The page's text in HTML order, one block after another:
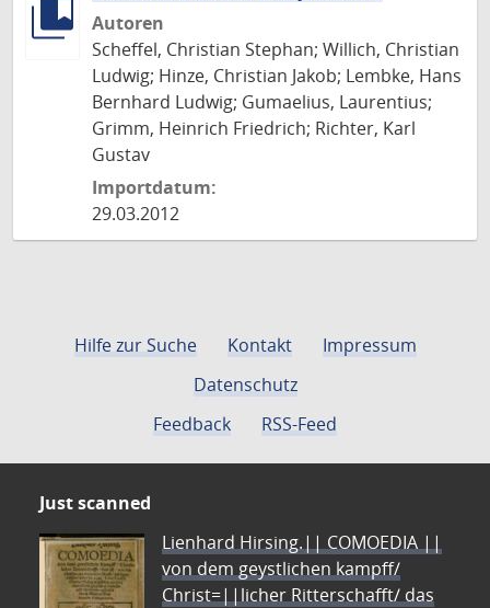
Autoren
Scheffel, Christian Stephan; Willich, Christian
Ludwig; Hinze, Christian Jakob; Lembke, Hans
Bernhard Ludwig; Gumaelius, Laurentius;
Grimm, Heinrich Friedrich; Richter, Karl
Gustav
Importdatum:
29.03.2012
Hilfe zur Suche Kontakt
Impressum
Datenschutz
Feedback
RSS-Feed
Just scanned
Lienhard Hirsing.|| COMOEDIA ||
von dem geystlichen kampff/
Christ=||licher Ritterschafft/ das